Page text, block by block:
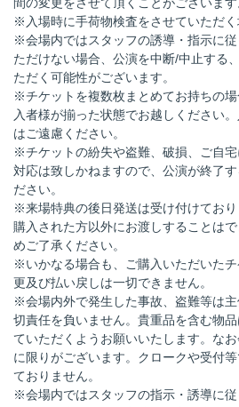
※入場時に手荷物検査をさせていただく
※会場内ではスタッフの誘導・指示に
ただけない場合、公演を中断/中止する
ただく可能性がございます。
※チケットを複数枚まとめてお持ちの
入者様が揃った状態でお越しください
はご遠慮ください。
※チケットの紛失や盗難、破損、ご自
対応は致しかねますので、公演が終了
ださい。
※来場特典の後日発送は受け付けてお
購入された方以外にお渡しすることは
めご了承ください。
※いかなる場合も、ご購入いただいた
更及び払い戻しは一切できません。
※会場内外で発生した事故、盗難等は
切責任を負いません。貴重品を含む物
ていただくようお願いいたします。な
に限りがございます。クロークや受付
ておりません。
※会場内ではスタッフの指示・誘導に